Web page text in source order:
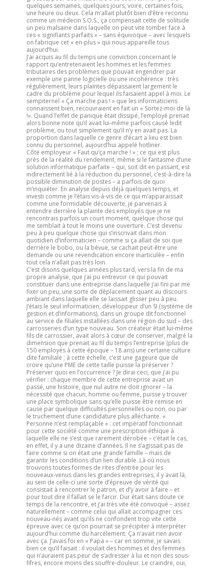
quelques semaines, quelques jours, voire, certaines fois,
une heure ou deux. Cela m’allait plutôt bien d’être reconnu
comme un médecin S.O.S., ça compensait cette de solitude
un peu malsaine dans laquelle on peut vite tomber face à
ces « signifiants parfaits » – sans équivoque – avec lesquels
on fabrique cet « en-plus » qui nous appareille tous
aujourd’hui.
J’ai acquis au fil du temps une conviction concernant le
rapport qu’entretenaient les hommes et les femmes
tributaires des problèmes que pouvait engendrer par
exemple une panne logicielle ou une incohérence : très
régulièrement, leurs plaintes dépassaient largement le
cadre du problème pour lequel ils faisaient appel à moi. Le
sempiternel « Ça marche pas ! » que les informaticiens
connaissent bien, recouvraient en fait un « Sortez-moi de là
!». Quand l’effet de panique était dissipé, l’employé prenait
alors bonne note qu’il avait lui-même parfois causé ledit
problème, ou tout simplement qu’il n’y en avait pas. La
proportion dans laquelle ce genre d’écart a lieu est bien
connu du personnel, aujourd’hui appelé hotliner.
Côté employeur « Faut qu’ça marche ! » ; ce qui est plus
près de la réalité du rendement, même si le fantasme d’une
solution informatique parfaite – qui, soit dit en passant, est
indirectement lié à la réduction du personnel, c’est-à-dire la
possible diminution de postes – a parfois de quoi
m’inquiéter. En analyse depuis déjà quelques temps, et
investi comme je l’étais vis-à-vis de ce qui m’apparaissait
comme une formidable découverte, je parvenais à
entendre derrière la plainte des employés que je ne
rencontrais parfois un court moment, quelque chose qui
me semblait à tout le moins une ouverture. C’est devenu
peu à peu quelque chose qui s’inscrivait dans mon
quotidien d’informaticien – comme si ça allait de soi que
derrière le bobo, ou la bévue, se cachait peut-être une
demande ou une revendication encore inarticulée – enfin
tout cela n’allait pas très loin.
C’est disons quelques années plus tard, vers la fin de ma
propre analyse, que j’ai pu entrevoir ce qui pouvait
constituer dans une entreprise dans laquelle j’ai fini par me
fixer un peu, une sorte de déplacement quant au discours
ambiant dans laquelle elle se laissait glisser peu à peu.
J’étais le seul informaticien, développeur d’un SI (système de
gestion et d’informations), dans un groupe dit fonctionnel
au service de filiales installées dans une région du sud – des
carrosseries d’un type nouveau. Son créateur était lui-même
fils de carrossier, avait alors à cœur de conserver, malgré la
dimension que prenait au fil du temps l’entreprise (plus de
150 employés à cette époque – 18 ans) une certaine culture
dite familiale ; à cette échelle, c’est une gageure que de
croire qu’une PME de cette taille puisse la préserver ?
Préserver quoi en l’occurrence ? Je dirai ceci, que j’ai pu
vérifier : chaque membre de cette entreprise avait un
passé, une histoire, que nul autre ne doit ignorer – la
nécessité que chacun, homme ou femme, puisse y trouver
une place symbolique sans qu’elle puisse être remise en
cause par quelque difficultés personnelles ou non, ou par
le truchement d’une candidature plus alléchante. «
Personne n’est remplaçable » : cet impératif fonctionnait
pour cette société comme une prescription éthique à
laquelle elle ne s’est que rarement dérobée – c’était le cas,
en effet, il y a une dizaine d’années. Il ne s’agissait pas de
faire comme si on était une grande famille – mais de
garantir les conditions d’un lien durable. Là où nous
trouvons toutes formes de rites d’entrée pour les
nouveaux-venus dans les grandes entreprises, il y avait là,
au sein de celle-ci une sorte d’épreuve de vérité qui
consistait à rencontrer le patron, et d’y avoir à faire – et
pour tout dire il fallait se le farcir. Dur était sans doute ce
temps de la rencontre, et j’ai très vite été convoqué – assez
naturellement – comme celui qui allait accompagner ces
nouveau-nés avant qu’ils ne confondent trop vite cette
épreuve avec ce qu’on pourrait se précipiter à interpréter
aujourd’hui comme du harcèlement. Ça n’avait rien avoir
avec ça. J’avais foi en « Papa » – car en somme, je savais
bien ce qu’il faisait : il voulait des hommes et des femmes
qui n’auraient pas peur de s’adresser à lui et non des sous-
fifres, encore moins des souffre-douleur. Le craindre, oui,